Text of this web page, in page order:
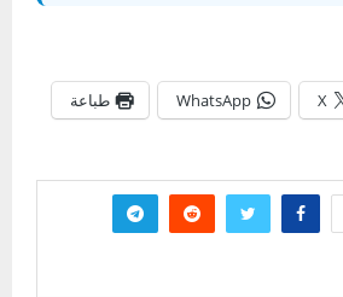
X
WhatsApp طباعة